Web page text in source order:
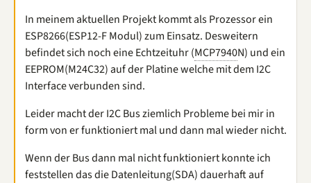
In meinem aktuellen Projekt kommt als Prozessor ein
ESP8266(ESP12-F Modul) zum Einsatz. Desweitern
befindet sich noch eine Echtzeituhr (MCP7940N) und ein
EEPROM(M24C32) auf der Platine welche mit dem I2C
Interface verbunden sind.
Leider macht der I2C Bus ziemlich Probleme bei mir in
form von er funktioniert mal und dann mal wieder nicht.
Wenn der Bus dann mal nicht funktioniert konnte ich
feststellen das die Datenleitung(SDA) dauerhaft auf